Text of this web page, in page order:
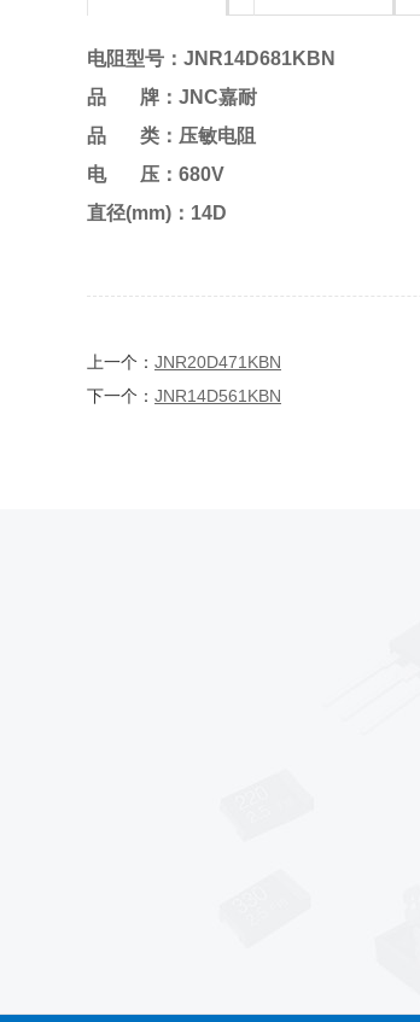
电阻型号：JNR14D681KBN
品 牌：JNC嘉耐
品 类：压敏电阻
电 压：680V
直径(mm)：14D
上一个： JNR20D471KBN
下一个： JNR14D561KBN